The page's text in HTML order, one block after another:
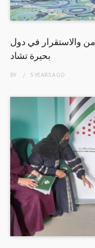
والاستقرار في دول
بحيرة تشاد
BY 5 YEARSAGO